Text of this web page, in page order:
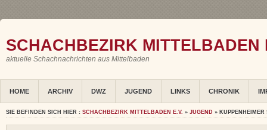
SCHACHBEZIRK MITTELBADEN
aktuelle Schachnachrichten aus Mittelbaden
HOME ARCHIV DWZ JUGEND LINKS CHRONIK
SIE BEFINDEN SICH HIER : SCHACHBEZIRK MITTELBADEN E.V. » JUGEND » KUPPENHEIMER